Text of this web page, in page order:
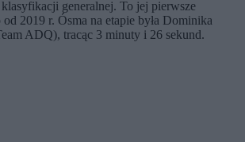
klasyfikacji generalnej. To jej pierwsze
2019 r. Ósma na etapie była Dominika
ADQ), tracąc 3 minuty i 26 sekund.